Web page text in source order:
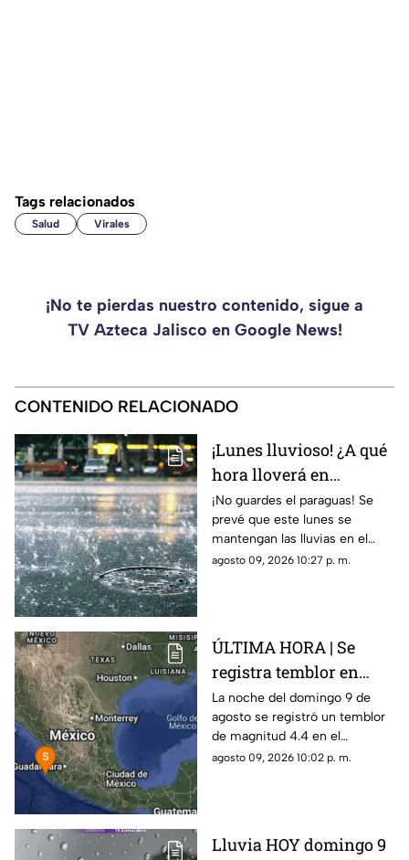
Tags relacionados
Salud Virales
¡No te pierdas nuestro contenido, sigue a
TV Azteca Jalisco en Google News!
CONTENIDO RELACIONADO
¡Lunes lluvioso! ¿A qué
hora lloverá en
Guadalajara?
¡No guardes el paraguas! Se
prevé que este lunes se
mantengan las lluvias en el
Área Metropolitana de
agosto 09, 2026 10:27 p. m.
ÚLTIMA HORA | Se
registra temblor en
Jalisco; ¿hay daños?
La noche del domingo 9 de
agosto se registró un temblor
de magnitud 4.4 en el
municipio de Puerto Vallarta,
agosto 09, 2026 10:02 p. m.
Lluvia HOY domingo 9